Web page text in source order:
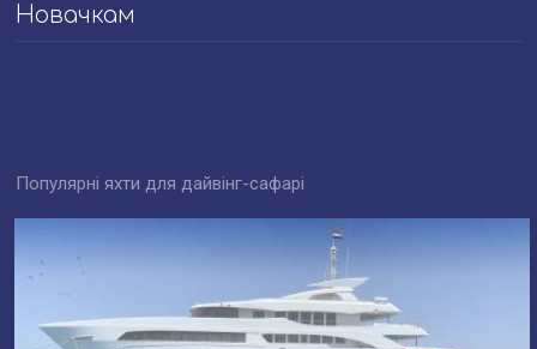
Новачкам
Популярні яхти для дайвінг-сафарі